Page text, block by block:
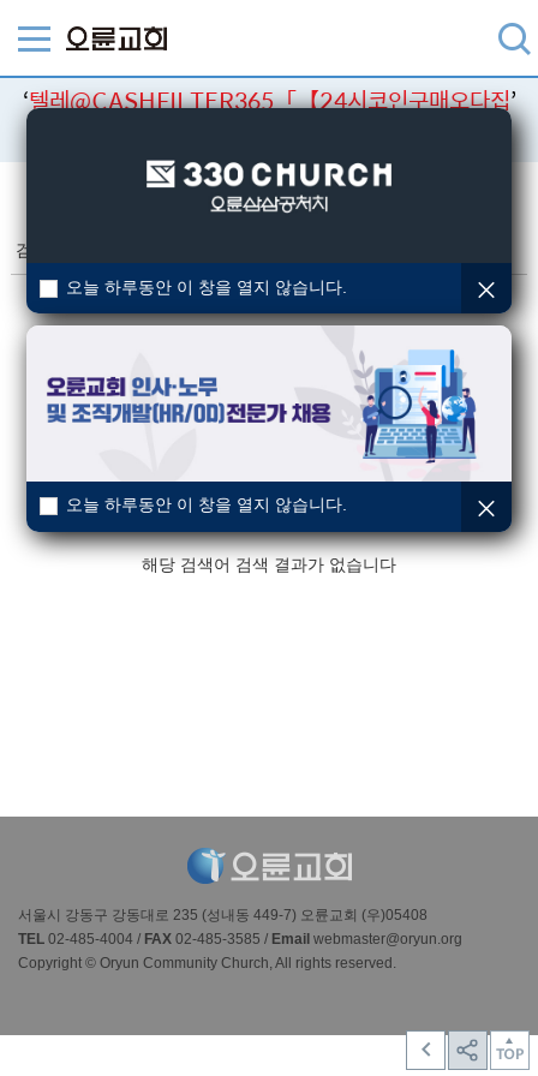
‘텔레@CASHFILTER365「【24시코인구매오다집’
검색결과
해당 검색어 검색 결과가 없습니다
서울시 강동구 강동대로 235 (성내동 449-7) 오륜교회 (우)05408
TEL 02-485-4004 / FAX 02-485-3585 / Email webmaster@oryun.org
Copyright © Oryun Community Church, All rights reserved.
오늘 하루동안 이 창을 열지 않습니다.
오늘 하루동안 이 창을 열지 않습니다.